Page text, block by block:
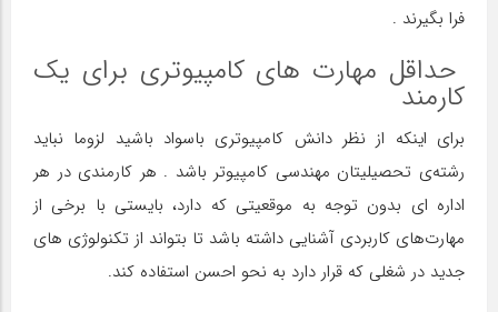
فرا بگیرند .
حداقل مهارت های کامپیوتری برای یک
کارمند
برای اینکه از نظر دانش کامپیوتری باسواد باشید لزوما نباید
رشته‌ی تحصیلیتان مهندسی کامپیوتر باشد . هر کارمندی در هر
اداره ای بدون توجه به موقعیتی که دارد، بایستی با برخی از
مهارت‌های کاربردی آشنایی داشته باشد تا بتواند از تکنولوژی های
جدید در شغلی که قرار دارد به نحو احسن استفاده کند.